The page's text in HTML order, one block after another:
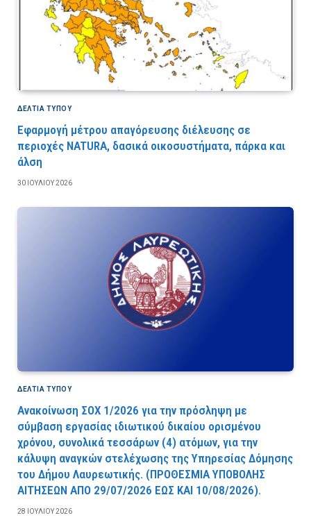
ΔΕΛΤΙΑ ΤΥΠΟΥ
Εφαρμογή μέτρου απαγόρευσης διέλευσης σε
περιοχές NATURA, δασικά οικοσυστήματα, πάρκα και
άλση
30 ΙΟΥΛΊΟΥ 2026
ΔΕΛΤΙΑ ΤΥΠΟΥ
Ανακοίνωση ΣΟΧ 1/2026 για την πρόσληψη με
σύμβαση εργασίας ιδιωτικού δικαίου ορισμένου
χρόνου, συνολικά τεσσάρων (4) ατόμων, για την
κάλυψη αναγκών στελέχωσης της Υπηρεσίας Δόμησης
του Δήμου Λαυρεωτικής. (ΠPOΘEΣMIA YΠOBOΛHΣ
AITHΣEΩN AΠO 29/07/2026 EΩΣ KAI 10/08/2026).
28 ΙΟΥΛΊΟΥ 2026